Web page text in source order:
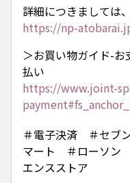
詳細につきましては
https://np-
＞お買い物ガイド-
払い
https://www.joint-
＃電子決済 ＃セブ
マート ＃ローソン
エンスストア